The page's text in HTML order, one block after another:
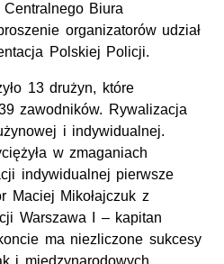
Biura
organizatorów udział
Polskiej Policji.
13 drużyn, które
zawodników. Rywalizacja
i indywidualnej.
w zmaganiach
indywidualnej pierwsze
Maciej Mikołajczuk z
Warszawa I – kapitan
ma niezliczone sukcesy